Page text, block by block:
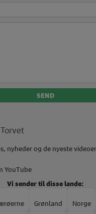
nyheder og de nyeste
YouTube
Vi sender til disse lande:
Grønland Norge